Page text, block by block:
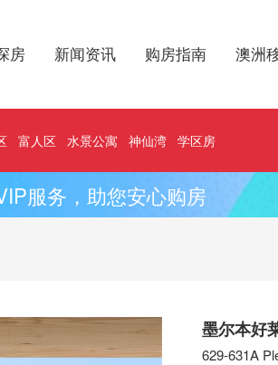
房 新闻资讯 购房指南 澳洲
富人区 水景公寓 神仙湾 学区房
服务，助您安心购房
墨尔本好
629-631A